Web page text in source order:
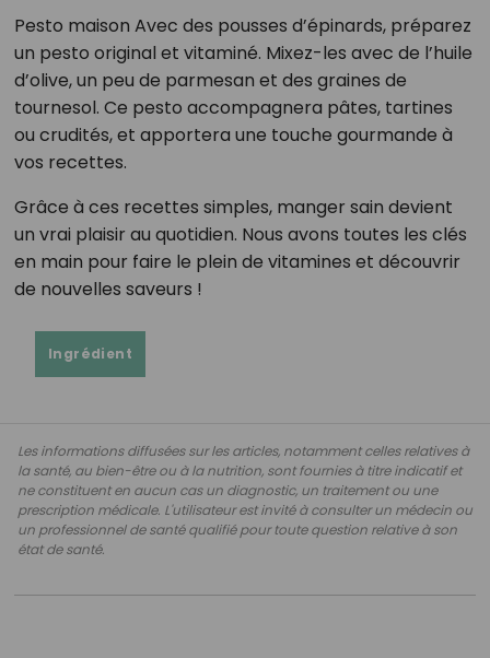
Pesto maison Avec des pousses d’épinards, préparez
un pesto original et vitaminé. Mixez-les avec de l’huile
d’olive, un peu de parmesan et des graines de
tournesol. Ce pesto accompagnera pâtes, tartines
ou crudités, et apportera une touche gourmande à
vos recettes.
Grâce à ces recettes simples, manger sain devient
un vrai plaisir au quotidien. Nous avons toutes les clés
en main pour faire le plein de vitamines et découvrir
de nouvelles saveurs !
Ingrédient
Les informations diffusées sur les articles, notamment celles relatives à
la santé, au bien-être ou à la nutrition, sont fournies à titre indicatif et
ne constituent en aucun cas un diagnostic, un traitement ou une
prescription médicale. L'utilisateur est invité à consulter un médecin ou
un professionnel de santé qualifié pour toute question relative à son
état de santé.